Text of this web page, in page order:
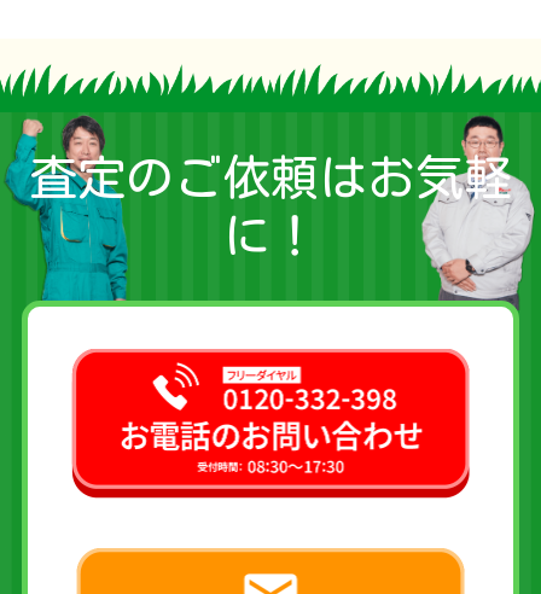
査定のご依頼はお気軽
に！